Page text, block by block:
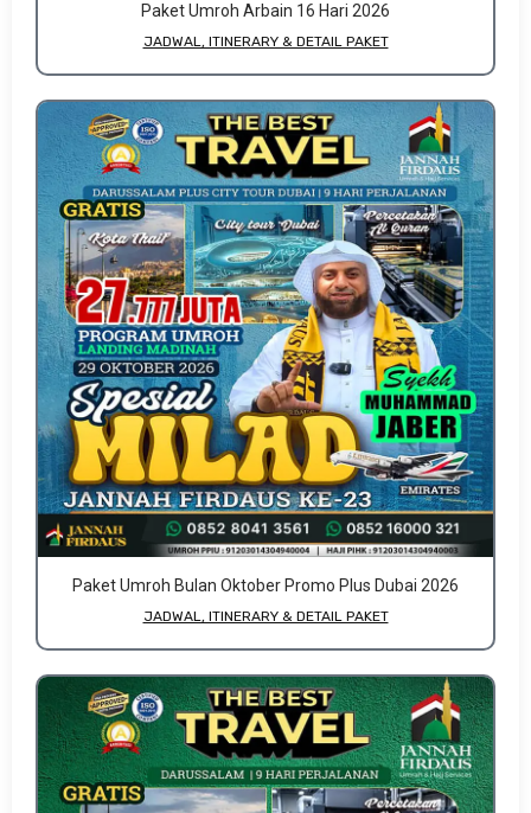
Paket Umroh Arbain 16 Hari 2026
JADWAL, ITINERARY & DETAIL PAKET
Paket Umroh Bulan Oktober Promo Plus Dubai 2026
JADWAL, ITINERARY & DETAIL PAKET